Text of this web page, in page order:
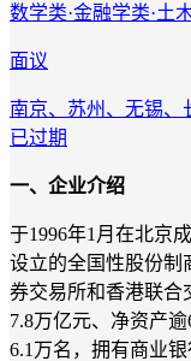
数学类·金融学类·土
面议
南京、苏州、无锡、
已过期
一、企业介绍
于1996年1月在北京
设立的全国性股份制
券交易所和香港联合
7.8万亿元、净资产
6.1万名，拥有商业